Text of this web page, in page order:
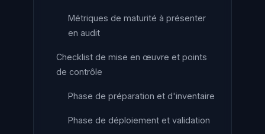
Métriques de maturité à présenter
en audit
Checklist de mise en œuvre et points
de contrôle
Phase de préparation et d'inventaire
Phase de déploiement et validation